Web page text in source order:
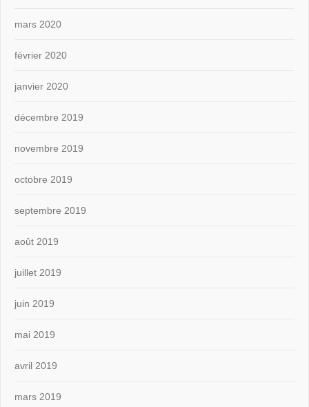
mars 2020
février 2020
janvier 2020
décembre 2019
novembre 2019
octobre 2019
septembre 2019
août 2019
juillet 2019
juin 2019
mai 2019
avril 2019
mars 2019